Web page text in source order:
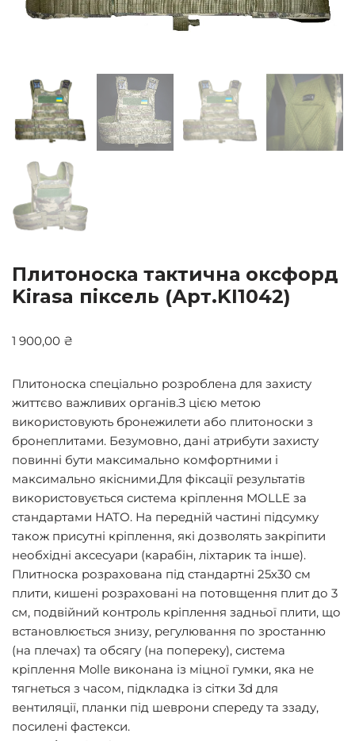
Плитоноска тактична оксфорд
Kirasa піксель (Арт.KI1042)
1 900,00 ₴
Плитоноска спеціально розроблена для захисту
життєво важливих органів.З цією метою
використовують бронежилети або плитоноски з
бронеплитами. Безумовно, дані атрибути захисту
повинні бути максимально комфортними і
максимально якісними.Для фіксації результатів
використовується система кріплення MOLLE за
стандартами НАТО. На передній частині підсумку
також присутні кріплення, які дозволять закріпити
необхідні аксесуари (карабін, ліхтарик та інше).
Плитноска розрахована під стандартні 25х30 см
плити, кишені розраховані на потовщення плит до 3
см, подвійний контроль кріплення задньої плити, що
встановлюється знизу, регулювання по зростанню
(на плечах) та обсягу (на попереку), система
кріплення Molle виконана із міцної гумки, яка не
тягнеться з часом, підкладка із сітки 3d для
вентиляції, планки під шеврони спереду та ззаду,
посилені фастекси.